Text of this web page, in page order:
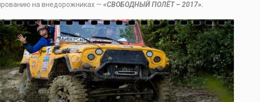
на внедорожниках — «СВОБОДНЫЙ ПОЛЁТ – 2017».